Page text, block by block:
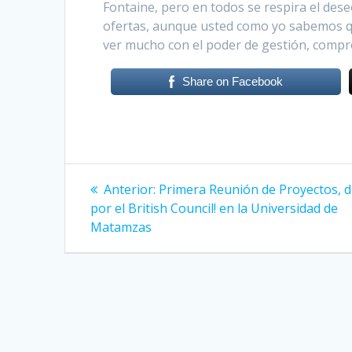
Fontaine, pero en todos se respira el
ofertas, aunque usted como yo sabemos
ver mucho con el poder de gestión,
Share on Facebook
Navegación
de
entradas
Anterior: Entrada
anterior:
Primera Reunión de Proyectos,
por el British Council! en la Universidad de
Matamzas